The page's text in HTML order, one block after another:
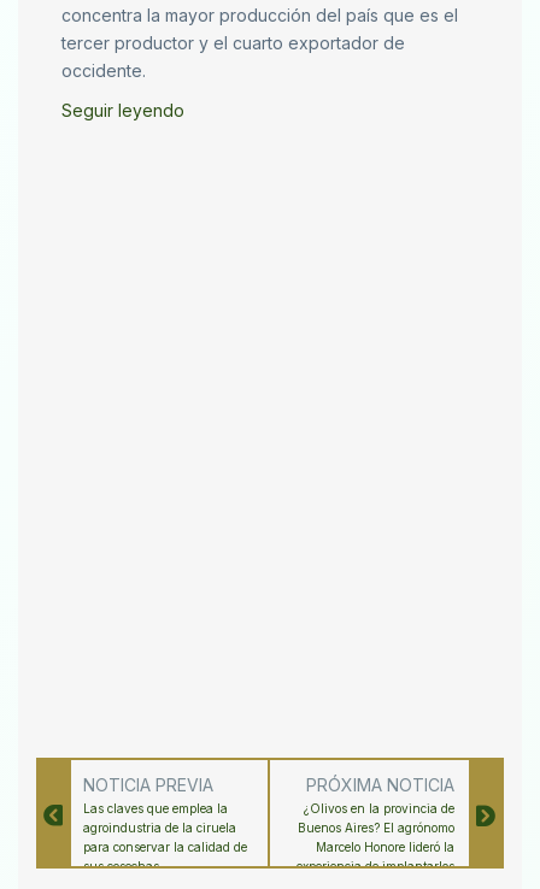
concentra la mayor producción del país que es el
tercer productor y el cuarto exportador de
occidente.
Seguir leyendo
NOTICIA PREVIA
Las claves que emplea la
agroindustria de la ciruela
para conservar la calidad de
sus cosechas
PRÓXIMA NOTICIA
¿Olivos en la provincia de
Buenos Aires? El agrónomo
Marcelo Honore lideró la
experiencia de implantarlos